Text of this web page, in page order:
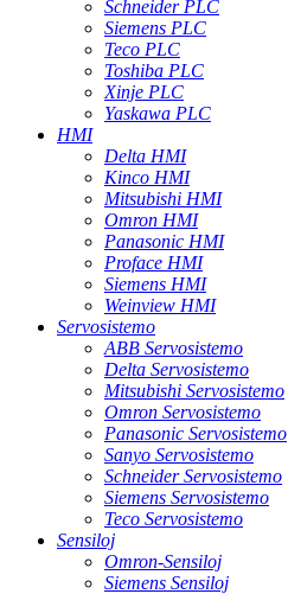
Schneider PLC
Siemens PLC
Teco PLC
Toshiba PLC
Xinje PLC
Yaskawa PLC
HMI
Delta HMI
Kinco HMI
Mitsubishi HMI
Omron HMI
Panasonic HMI
Proface HMI
Siemens HMI
Weinview HMI
Servosistemo
ABB Servosistemo
Delta Servosistemo
Mitsubishi Servosistemo
Omron Servosistemo
Panasonic Servosistemo
Sanyo Servosistemo
Schneider Servosistemo
Siemens Servosistemo
Teco Servosistemo
Sensiloj
Omron-Sensiloj
Siemens Sensiloj